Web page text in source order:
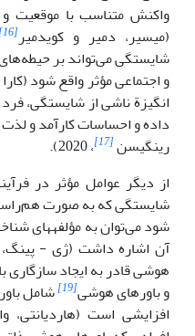
واکنش متناسب با موقعیت و
(میسیر، دمیر و کویدمیر[16]
شایستگی می‌تواند بر
انگیزة ناشی از شایستگی،
داده و احساسات کارآمد و
رینگیسن[17]
، 2020).
از دیگر عوامل مؤثر در
شایستگی که به صورت
شود می‌توان به مؤلفه­های
آن اشاره داشت (ژی - پینگ،
و باورهای هوشی[19]
شامل
افزایشی است (هاردیانتی،